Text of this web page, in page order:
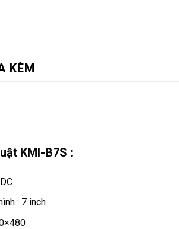
KÈM
KMI-B7S :
: 7 inch